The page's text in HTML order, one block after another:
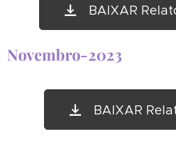
BAIXAR
Novembro-2023
BAIXAR